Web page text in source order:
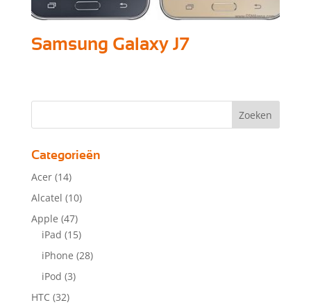
Samsung Galaxy J7
Categorieën
Acer (14)
Alcatel (10)
Apple (47)
iPad (15)
iPhone (28)
iPod (3)
HTC (32)